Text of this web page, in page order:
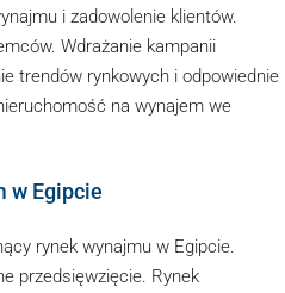
i zadowolenie klientów.
Wdrażanie kampanii
trendów rynkowych i odpowiednie
na wynajem we
w Egipcie
rynek wynajmu w Egipcie.
przedsięwzięcie. Rynek